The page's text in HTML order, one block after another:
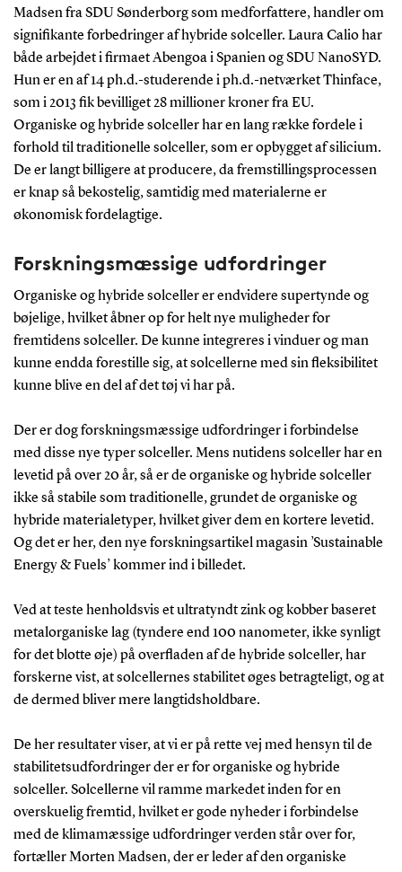
Madsen fra SDU Sønderborg som medforfattere, handler om
signifikante forbedringer af hybride solceller. Laura Calio har
både arbejdet i firmaet Abengoa i Spanien og SDU NanoSYD.
Hun er en af 14 ph.d.-studerende i ph.d.-netværket Thinface,
som i 2013 fik bevilliget 28 millioner kroner fra EU.
Organiske og hybride solceller har en lang række fordele i
forhold til traditionelle solceller, som er opbygget af silicium.
De er langt billigere at producere, da fremstillingsprocessen
er knap så bekostelig, samtidig med materialerne er
økonomisk fordelagtige.
Forskningsmæssige udfordringer
Organiske og hybride solceller er endvidere supertynde og
bøjelige, hvilket åbner op for helt nye muligheder for
fremtidens solceller. De kunne integreres i vinduer og man
kunne endda forestille sig, at solcellerne med sin fleksibilitet
kunne blive en del af det tøj vi har på.
Der er dog forskningsmæssige udfordringer i forbindelse
med disse nye typer solceller. Mens nutidens solceller har en
levetid på over 20 år, så er de organiske og hybride solceller
ikke så stabile som traditionelle, grundet de organiske og
hybride materialetyper, hvilket giver dem en kortere levetid.
Og det er her, den nye forskningsartikel magasin ’Sustainable
Energy & Fuels’ kommer ind i billedet.
Ved at teste henholdsvis et ultratyndt zink og kobber baseret
metalorganiske lag (tyndere end 100 nanometer, ikke synligt
for det blotte øje) på overfladen af de hybride solceller, har
forskerne vist, at solcellernes stabilitet øges betragteligt, og at
de dermed bliver mere langtidsholdbare.
De her resultater viser, at vi er på rette vej med hensyn til de
stabilitetsudfordringer der er for organiske og hybride
solceller. Solcellerne vil ramme markedet inden for en
overskuelig fremtid, hvilket er gode nyheder i forbindelse
med de klimamæssige udfordringer verden står over for,
fortæller Morten Madsen, der er leder af den organiske